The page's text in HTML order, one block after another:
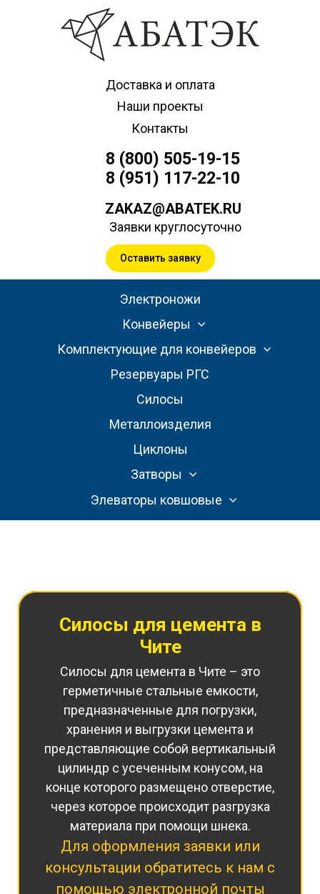
Доставка и оплата
Наши проекты
Контакты
8 (800) 505-19-15
8 (951) 117-22-10
ZAKAZ@ABATEK.RU
Заявки круглосуточно
Оставить заявку
Электроножи
Конвейеры
Комплектующие для конвейеров
Резервуары РГС
Силосы
Металлоизделия
Циклоны
Затворы
Элеваторы ковшовые
Силосы для цемента в
Чите
Силосы для цемента в Чите – это
герметичные стальные емкости,
предназначенные для погрузки,
хранения и выгрузки цемента и
представляющие собой вертикальный
цилиндр с усеченным конусом, на
конце которого размещено отверстие,
через которое происходит разгрузка
материала при помощи шнека.
Для оформления заявки или
консультации обратитесь к нам с
помощью электронной почты